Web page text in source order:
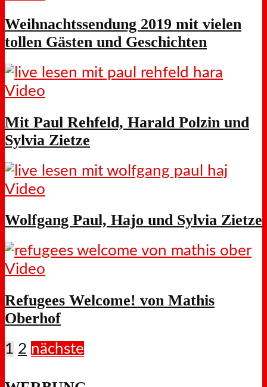
Weihnachtssendung 2019 mit vielen
tollen Gästen und Geschichten
Video
Mit Paul Rehfeld, Harald Polzin und
Sylvia Zietze
Video
Wolfgang Paul, Hajo und Sylvia Zietze
Video
Refugees Welcome! von Mathis
Oberhof
1 2 nächste